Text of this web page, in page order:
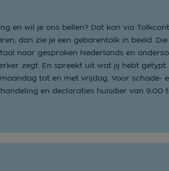
en wil je ons bellen? Dat kan via
dan zie je een gebarentolk in beeld.
naar gesproken Nederlands en
zegt. En spreekt uit wat jij hebt
tot en met vrijdag. Voor schade-
en declaraties huisdier van 9.00